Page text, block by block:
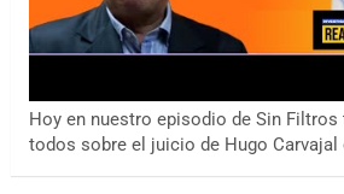
Hoy en nuestro episodio de Sin
todos sobre el juicio de Hugo Carvajal